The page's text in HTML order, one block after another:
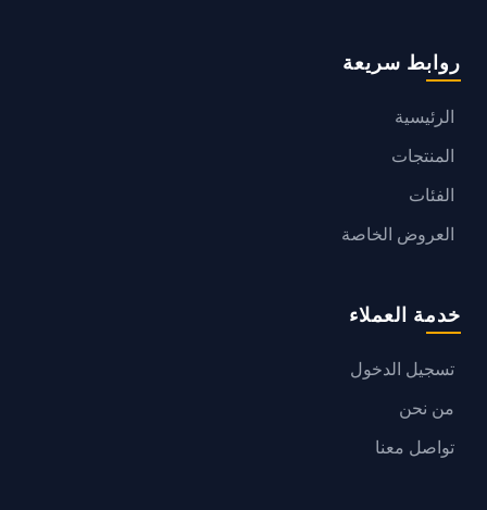
روابط سريعة
الرئيسية
المنتجات
الفئات
العروض الخاصة
خدمة العملاء
تسجيل الدخول
من نحن
تواصل معنا